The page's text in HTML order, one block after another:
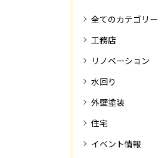
全てのカテゴリー
工務店
リノベーション
水回り
外壁塗装
住宅
イベント情報